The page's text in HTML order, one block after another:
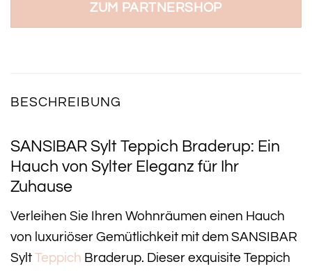
ZUM PARTNERSHOP
BESCHREIBUNG
SANSIBAR Sylt Teppich Braderup: Ein
Hauch von Sylter Eleganz für Ihr
Zuhause
Verleihen Sie Ihren Wohnräumen einen Hauch
von luxuriöser Gemütlichkeit mit dem SANSIBAR
Sylt Teppich Braderup. Dieser exquisite Teppich